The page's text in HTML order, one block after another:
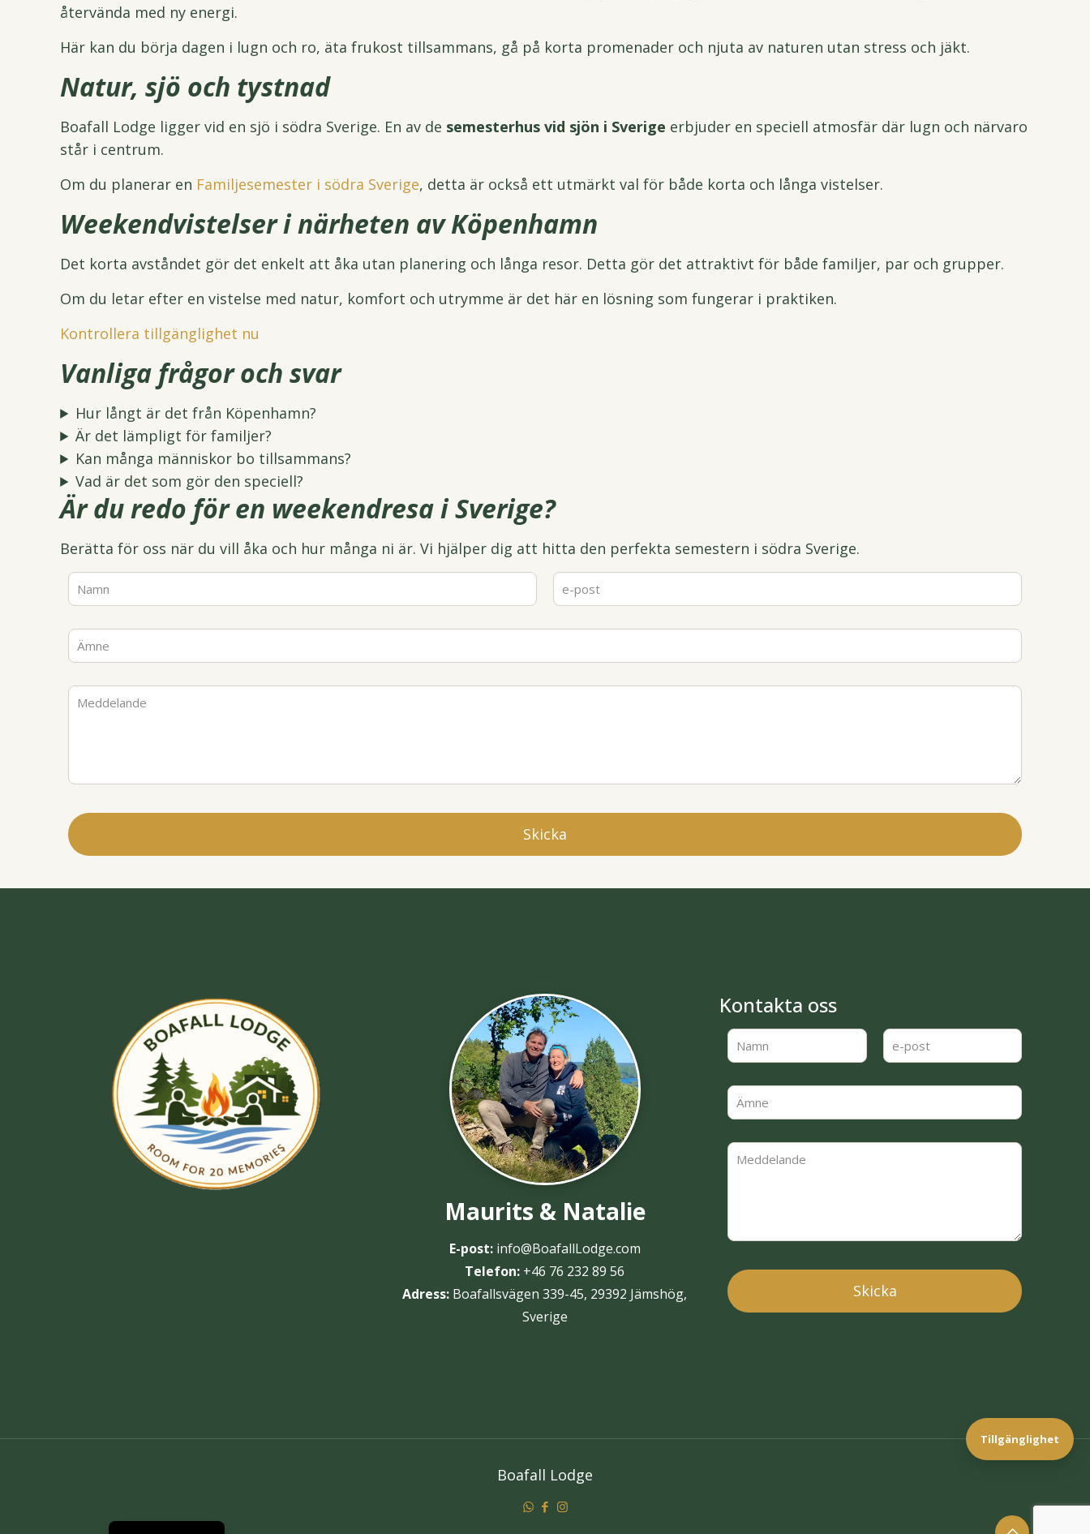
återvända med ny energi.
Här kan du börja dagen i lugn och ro, äta frukost tillsammans, gå på korta promenader och njuta av naturen utan stress och jäkt.
Natur, sjö och tystnad
Boafall Lodge ligger vid en sjö i södra Sverige. En av de semesterhus vid sjön i Sverige erbjuder en speciell atmosfär där lugn och närvaro
står i centrum.
Om du planerar en Familjesemester i södra Sverige, detta är också ett utmärkt val för både korta och långa vistelser.
Weekendvistelser i närheten av Köpenhamn
Det korta avståndet gör det enkelt att åka utan planering och långa resor. Detta gör det attraktivt för både familjer, par och grupper.
Om du letar efter en vistelse med natur, komfort och utrymme är det här en lösning som fungerar i praktiken.
Kontrollera tillgänglighet nu
Vanliga frågor och svar
Hur långt är det från Köpenhamn?
Är det lämpligt för familjer?
Kan många människor bo tillsammans?
Vad är det som gör den speciell?
Är du redo för en weekendresa i Sverige?
Berätta för oss när du vill åka och hur många ni är. Vi hjälper dig att hitta den perfekta semestern i södra Sverige.
Tillgänglighet
Maurits & Natalie
E-post:info@BoafallLodge.com
Telefon: +46 76 232 89 56
Adress: Boafallsvägen 339-45, 29392 Jämshög,
Sverige
Kontakta oss
Boafall Lodge
Deutsch